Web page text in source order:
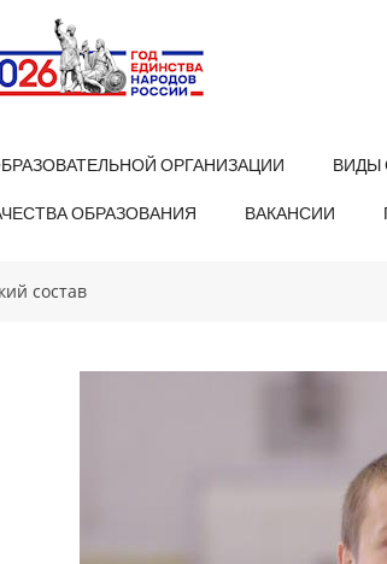
ОРГАНИЗАЦИИ ВИДЫ
ОБРАЗОВАНИЯ ВАКАНСИИ
состав